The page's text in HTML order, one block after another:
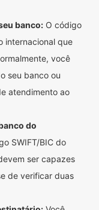
banco: O código
internacional que
você
seu banco ou
atendimento ao
do
SWIFT/BIC do
ser capazes
de verificar duas